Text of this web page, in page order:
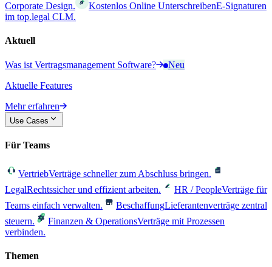
Corporate Design.
Kostenlos Online UnterschreibenE-Signaturen
im top.legal CLM.
Aktuell
Was ist Vertragsmanagement Software?
Neu
Aktuelle Features
Mehr erfahren
Use Cases
Für Teams
VertriebVerträge schneller zum Abschluss bringen.
LegalRechtssicher und effizient arbeiten. HR / PeopleVerträge für
Teams einfach verwalten.
BeschaffungLieferantenverträge zentral
steuern.
Finanzen & OperationsVerträge mit Prozessen
verbinden.
Themen